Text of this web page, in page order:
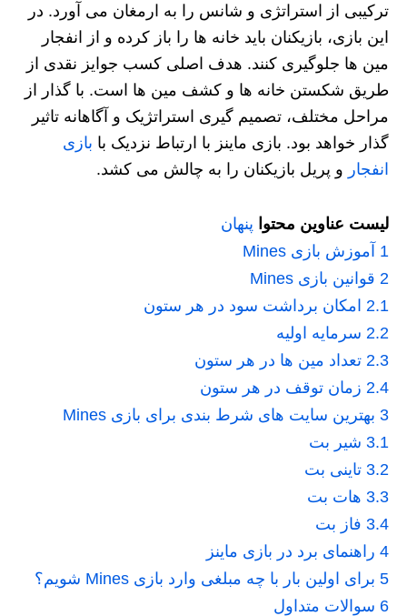
ترکیبی از استراتژی و شانس را به ارمغان می‌ آورد. در
این بازی، بازیکنان باید خانه‌ ها را باز کرده و از انفجار
مین‌ ها جلوگیری کنند. هدف اصلی کسب جوایز نقدی از
طریق شکستن خانه‌ ها و کشف مین‌ ها است. با گذار از
مراحل مختلف، تصمیم‌ گیری استراتژیک و آگاهانه تاثیر
گذار خواهد بود. بازی ماینز با ارتباط نزدیک با بازی‌
انفجار و پریل بازیکنان را به چالش می‌ کشد.
لیست عناوین محتوا پنهان
1 آموزش بازی Mines
2 قوانین بازی Mines
2.1 امکان برداشت سود در هر ستون
2.2 سرمایه اولیه
2.3 تعداد مین ها در هر ستون
2.4 زمان توقف در هر ستون
3 بهترین سایت های شرط بندی برای بازی Mines
3.1 شیر بت
3.2 تاینی بت
3.3 هات بت
3.4 فاز بت
4 راهنمای برد در بازی ماینز
5 برای اولین بار با چه مبلغی وارد بازی Mines شویم؟
6 سوالات متداول